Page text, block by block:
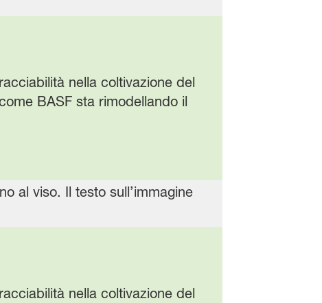
nella coltivazione del
BASF sta rimodellando il
nella coltivazione del